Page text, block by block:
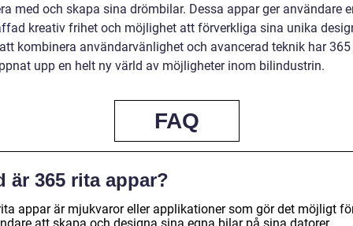
med och skapa sina drömbilar. Dessa appar ger användare
kreativ frihet och möjlighet att förverkliga sina unika
kombinera användarvänlighet och avancerad teknik har
upp en helt ny värld av möjligheter inom bilindustrin.
FAQ
är 365 rita appar?
appar är mjukvaror eller applikationer som gör det möjligt